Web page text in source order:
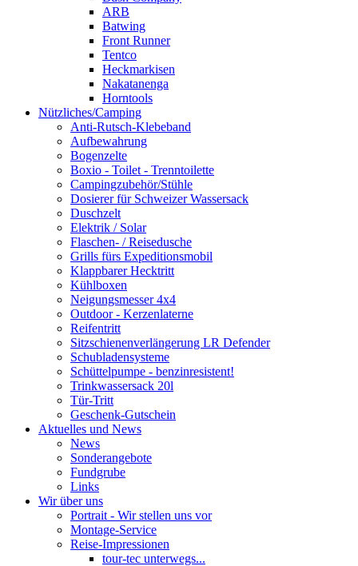
ARB
Batwing
Front Runner
Tentco
Heckmarkisen
Nakatanenga
Horntools
Nützliches/Camping
Anti-Rutsch-Klebeband
Aufbewahrung
Bogenzelte
Boxio - Toilet - Trenntoilette
Campingzubehör/Stühle
Dosierer für Schweizer Wassersack
Duschzelt
Elektrik / Solar
Flaschen- / Reisedusche
Grills fürs Expeditionsmobil
Klappbarer Hecktritt
Kühlboxen
Neigungsmesser 4x4
Outdoor - Kerzenlaterne
Reifentritt
Sitzschienenverlängerung LR Defender
Schubladensysteme
Schüttelpumpe - benzinresistent!
Trinkwassersack 20l
Tür-Tritt
Geschenk-Gutschein
Aktuelles und News
News
Sonderangebote
Fundgrube
Links
Wir über uns
Portrait - Wir stellen uns vor
Montage-Service
Reise-Impressionen
tour-tec unterwegs...